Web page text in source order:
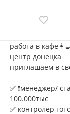
работа в
центр донецка
приглашаем в
✅ ❗️менеджер/
100.000тыс
✅ контролер